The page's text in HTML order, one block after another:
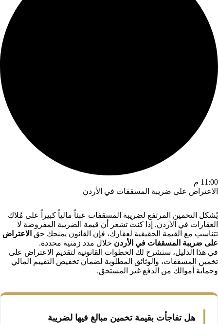
11:00 م
الاعتراض على ضريبة المسقفات في الأردن
يُشكل التخمين المرتفع لضريبة المسقفات عبئاً مالياً كبيراً على مُلاك
العقارات في الأردن. إذا كنت تشعر أن قيمة الضريبة المفروضة لا
تتناسب مع القيمة الحقيقية لعقارك، فإن القانون يمنحك حق الاعتراض
على ضريبة المسقفات في الأردن خلال مدد زمنية محددة.
في هذا الدليل، سنشرح لك الخطوات القانونية لتقديم الاعتراض على
تخمين المسقفات، والوثائق المطلوبة لضمان تخفيض التقييم المالي
وحماية أموالك من الدفع غير المستحق.
هل تفاجأت بقيمة تخمين مبالغ فيها لضريبة